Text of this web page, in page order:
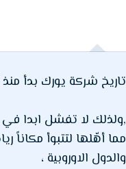
تاريخ شركة يورك بدأ منذ أكثر
,ولذلك لا تفشل ابدا في
مما أهّلها لتتبوأ مكاناً
والدول الاوروبية ،